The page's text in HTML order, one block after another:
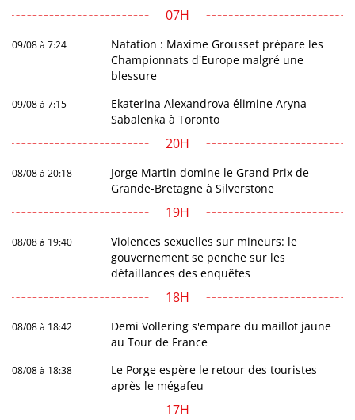
07H
09/08 à 7:24
Natation : Maxime Grousset prépare les
Championnats d'Europe malgré une
blessure
09/08 à 7:15
Ekaterina Alexandrova élimine Aryna
Sabalenka à Toronto
20H
08/08 à 20:18
Jorge Martin domine le Grand Prix de
Grande-Bretagne à Silverstone
19H
08/08 à 19:40
Violences sexuelles sur mineurs: le
gouvernement se penche sur les
défaillances des enquêtes
18H
08/08 à 18:42
Demi Vollering s'empare du maillot jaune
au Tour de France
08/08 à 18:38
Le Porge espère le retour des touristes
après le mégafeu
17H